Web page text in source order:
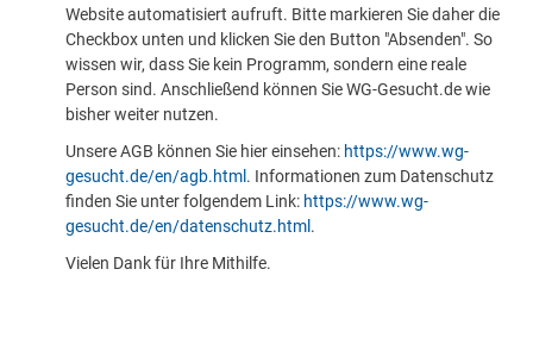
Website automatisiert aufruft. Bitte markieren Sie daher die
Checkbox unten und klicken Sie den Button "Absenden". So
wissen wir, dass Sie kein Programm, sondern eine reale
Person sind. Anschließend können Sie WG-Gesucht.de wie
bisher weiter nutzen.
Unsere AGB können Sie hier einsehen: https://www.wg-
gesucht.de/en/agb.html . Informationen zum Datenschutz
finden Sie unter folgendem Link: https://www.wg-
gesucht.de/en/datenschutz.html .
Vielen Dank für Ihre Mithilfe.